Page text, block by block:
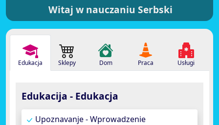
Witaj w nauczaniu Serbski
Edukacja Sklepy Dom Praca Usługi
Edukacija - Edukacja
Upoznavanje - Wprowadzenie